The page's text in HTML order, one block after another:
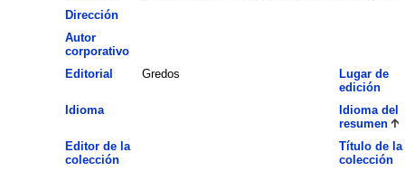
Dirección
Autor
corporativo
Editorial
Gredos
Lugar de
edición
Idioma
Idioma del
resumen
Editor de la
colección
Título de la
colección